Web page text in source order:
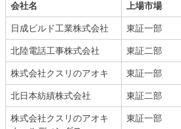
会社名 上場市場
日成ビルド工業株式会社 東証一部
北陸電話工事株式会社 東証二部
株式会社クスリのアオキ 東証一部
北日本紡績株式会社 東証二部
株式会社クスリのアオキ
東証一部